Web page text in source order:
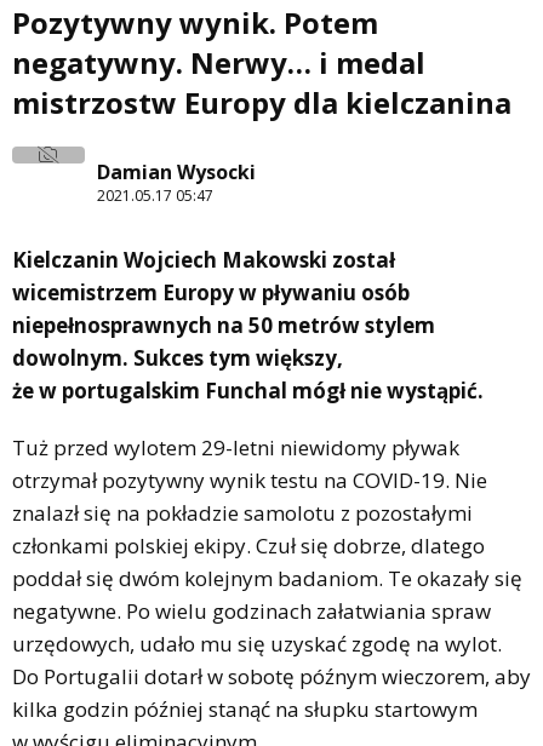
Pozytywny wynik. Potem
negatywny. Nerwy… i medal
mistrzostw Europy dla kielczanina
Damian Wysocki
2021.05.17 05:47
Kielczanin Wojciech Makowski został
wicemistrzem Europy w pływaniu osób
niepełnosprawnych na 50 metrów stylem
dowolnym. Sukces tym większy,
że w portugalskim Funchal mógł nie wystąpić.
Tuż przed wylotem 29-letni niewidomy pływak
otrzymał pozytywny wynik testu na COVID-19. Nie
znalazł się na pokładzie samolotu z pozostałymi
członkami polskiej ekipy. Czuł się dobrze, dlatego
poddał się dwóm kolejnym badaniom. Te okazały się
negatywne. Po wielu godzinach załatwiania spraw
urzędowych, udało mu się uzyskać zgodę na wylot.
Do Portugalii dotarł w sobotę późnym wieczorem, aby
kilka godzin później stanąć na słupku startowym